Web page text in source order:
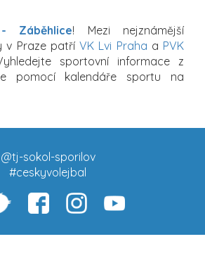
Záběhlice! Mezi nejznámější
v Praze patříVK Lvi Praha a PVK
sportovní informace z
pomocí kalendáře sportu na
@tj-sokol-sporilov
#ceskyvolejbal